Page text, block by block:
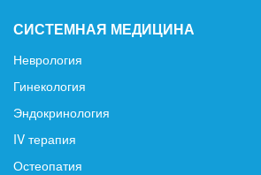
СИСТЕМНАЯ МЕДИЦИНА
Неврология
Гинекология
Эндокринология
IV терапия
Остеопатия